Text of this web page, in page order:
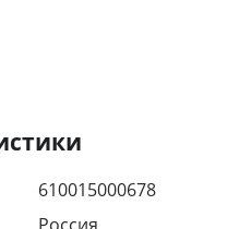
610015000678